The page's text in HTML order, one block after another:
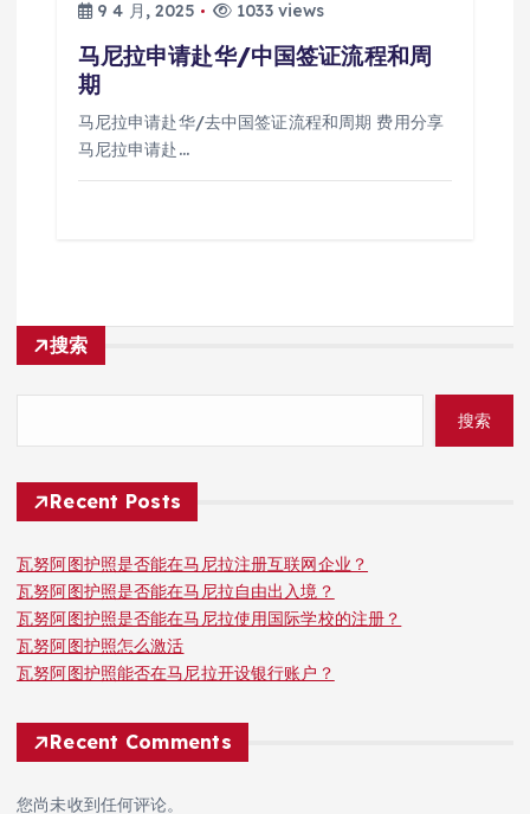
9 4 月, 2025
1033 views
马尼拉申请赴华/中国签证流程和周
期
马尼拉申请赴华/去中国签证流程和周期 费用分享
马尼拉申请赴…
搜索
搜索
Recent Posts
瓦努阿图护照是否能在马尼拉注册互联网企业？
瓦努阿图护照是否能在马尼拉自由出入境？
瓦努阿图护照是否能在马尼拉使用国际学校的注册？
瓦努阿图护照怎么激活
瓦努阿图护照能否在马尼拉开设银行账户？
Recent Comments
您尚未收到任何评论。